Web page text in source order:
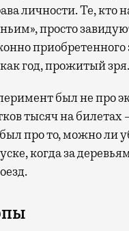
личности. Те, кто
просто
приобретенного
год, прожитый зря.
был не про
тысяч на билетах
про то, можно ли
когда за